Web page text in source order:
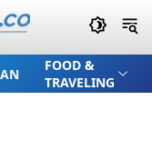
FOOD &
TRAVELING